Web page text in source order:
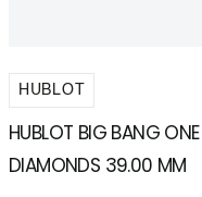
HUBLOT
HUBLOT BIG BANG
DIAMONDS 39.00 MM